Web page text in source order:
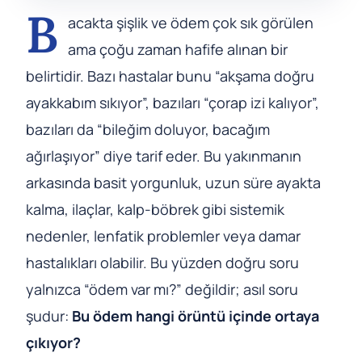
B acakta şişlik ve ödem çok sık görülen
ama çoğu zaman hafife alınan bir
belirtidir. Bazı hastalar bunu “akşama doğru
ayakkabım sıkıyor”, bazıları “çorap izi kalıyor”,
bazıları da “bileğim doluyor, bacağım
ağırlaşıyor” diye tarif eder. Bu yakınmanın
arkasında basit yorgunluk, uzun süre ayakta
kalma, ilaçlar, kalp-böbrek gibi sistemik
nedenler, lenfatik problemler veya damar
hastalıkları olabilir. Bu yüzden doğru soru
yalnızca “ödem var mı?” değildir; asıl soru
şudur: Bu ödem hangi örüntü içinde ortaya
çıkıyor?